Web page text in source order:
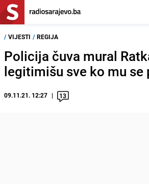
/ VIJESTI / REGIJA
Policija čuva mural
legitimišu sve ko mu se
09.11.21. 12:27 13